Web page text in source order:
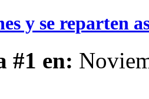
y se reparten
#1 en: